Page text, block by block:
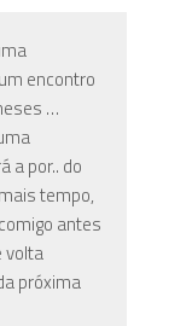
encontro
…
a por.. do
tempo,
antes
volta
próxima